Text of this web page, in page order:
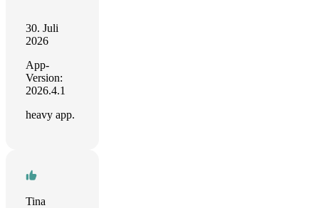
30. Juli
2026
App-
Version:
2026.4.1
heavy app.
Tina